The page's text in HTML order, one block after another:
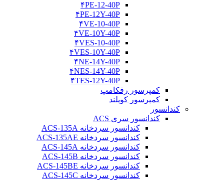
۴PE-12-40P
۴PE-12Y-40P
۴VE-10-40P
۴VE-10Y-40P
۴VES-10-40P
۴VES-10Y-40P
۴NE-14Y-40P
۴NES-14Y-40P
۴TES-12Y-40P
کمپرسور رفکامپ
کمپرسور کوپلند
کندانسور
کندانسور سری ACS
کندانسور سردخانه ACS-135A
کندانسور سردخانه ACS-135AE
کندانسور سردخانه ACS-145A
کندانسور سردخانه ACS-145B
کندانسور سردخانه ACS-145BE
کندانسور سردخانه ACS-145C